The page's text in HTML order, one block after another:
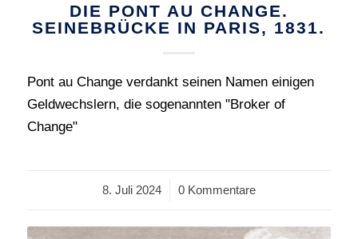
DIE PONT AU CHANGE.
SEINEBRÜCKE IN PARIS, 1831.
Pont au Change verdankt seinen Namen einigen
Geldwechslern, die sogenannten "Broker of
Change"
8. Juli 2024
/ 0 Kommentare